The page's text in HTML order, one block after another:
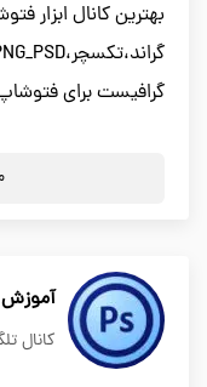
بهترین کانال ابزار
گرافیست برای
کانال